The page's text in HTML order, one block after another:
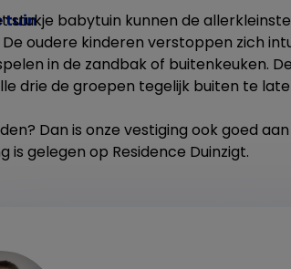
tuin
stukje babytuin kunnen de
oudere kinderen verstoppen zich
in de zandbak of buitenkeuken.
drie de groepen tegelijk buiten te
Dan is onze vestiging ook goed
is gelegen op Residence Duinzigt.